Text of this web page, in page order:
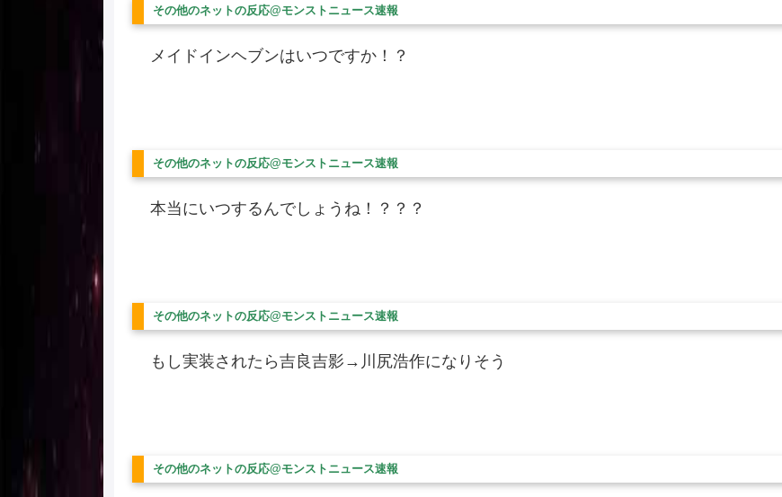
その他のネットの反応@モンストニュース速報
メイドインヘブンはいつですか！？
その他のネットの反応@モンストニュース速報
本当にいつするんでしょうね！？？？
その他のネットの反応@モンストニュース速報
もし実装されたら吉良吉影→川尻浩作になりそう
その他のネットの反応@モンストニュース速報